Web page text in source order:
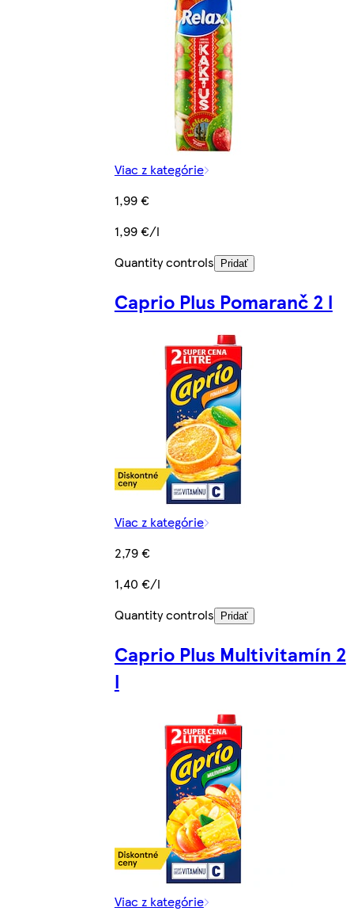
Viac z kategórie
1,99 €
1,99 €/l
Quantity controls
Pridať
Caprio Plus Pomaranč 2 l
Viac z kategórie
2,79 €
1,40 €/l
Quantity controls
Pridať
Caprio Plus Multivitamín 2
l
Viac z kategórie